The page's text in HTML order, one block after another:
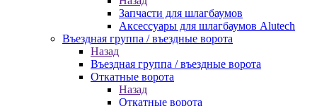
Запчасти для шлагбаумов
Аксессуары для шлагбаумов Alutech
Въездная группа / въездные ворота
Назад
Въездная группа / въездные ворота
Откатные ворота
Назад
Откатные ворота